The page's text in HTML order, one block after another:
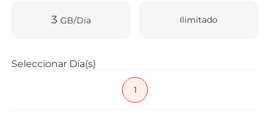
Ventajas
Preguntas
3GB/Día Ilimitado
Seleccionar Día(s)
1